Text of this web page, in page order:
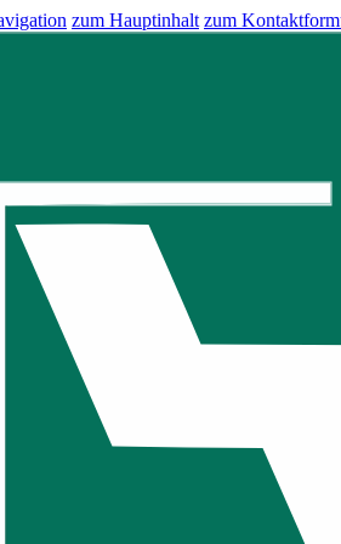
zum Hauptinhalt zum